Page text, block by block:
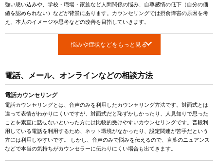
強い思い込みや、学校・職場・家族など人間関係の悩み、自尊感情の低下（自分の価
値を認められない）などが背景にあります。カウンセリングでは摂食障害の原因を考
え、本人のイメージや思考などの改善を目指していきます。
悩みや症状などをもっと見る
電話、メール、オンラインなどの相談方法
電話カウンセリング
電話カウンセリングとは、音声のみを利用したカウンセリング方法です。対面式とは
違って表情がわかりにくいですが、対面式だと恥ずかしかったり、人見知りで思った
ことを素直に話せないといった方には比較的受けやすいカウンセリングです。普段利
用している電話を利用するため、ネット環境がなかったり、設定関連が苦手だという
方には利用しやすいです。 しかし、音声のみで悩みを伝えるので、言葉のニュアンス
などで本当の気持ちがカウンセラーに伝わりにくい場合も出てきます。